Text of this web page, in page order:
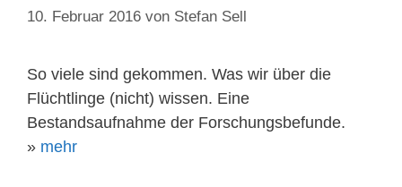
10. Februar 2016 von Stefan Sell
So viele sind gekommen. Was wir über die
Flüchtlinge (nicht) wissen. Eine
Bestandsaufnahme der Forschungsbefunde.
» mehr